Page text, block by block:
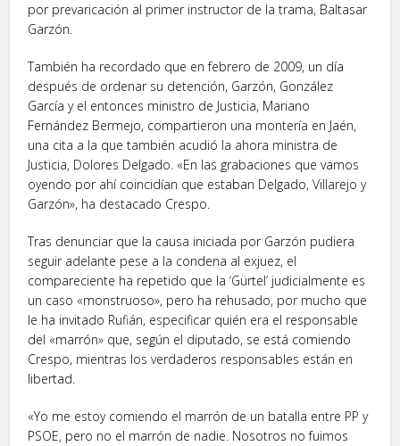
por prevaricación al primer instructor de la trama, Baltasar
Garzón.
También ha recordado que en febrero de 2009, un día
después de ordenar su detención, Garzón, González
García y el entonces ministro de Justicia, Mariano
Fernández Bermejo, compartieron una montería en Jaén,
una cita a la que también acudió la ahora ministra de
Justicia, Dolores Delgado. «En las grabaciones que vamos
oyendo por ahí coincidían que estaban Delgado, Villarejo y
Garzón», ha destacado Crespo.
Tras denunciar que la causa iniciada por Garzón pudiera
seguir adelante pese a la condena al exjuez, el
compareciente ha repetido que la ‘Gürtel’ judicialmente es
un caso «monstruoso», pero ha rehusado, por mucho que
le ha invitado Rufián, especificar quién era el responsable
del «marrón» que, según el diputado, se está comiendo
Crespo, mientras los verdaderos responsables están en
libertad.
«Yo me estoy comiendo el marrón de un batalla entre PP y
PSOE, pero no el marrón de nadie. Nosotros no fuimos